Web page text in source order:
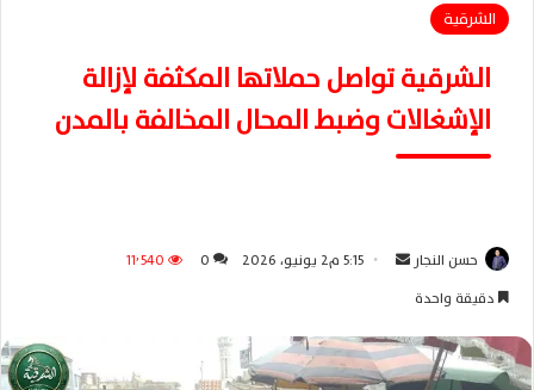
الشرقية
الشرقية تواصل حملاتها المكثفة لإزالة
الإشغالات وضبط المحال المخالفة بالمدن
حسن النجار
ل
ب
5:15 م2 يونيو، 2026 0
11٬540
دقيقة واحدة